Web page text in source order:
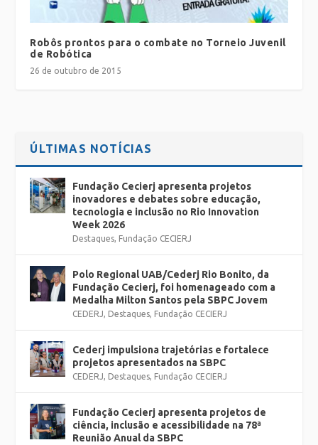
Robôs prontos para o combate no Torneio Juvenil
de Robótica
26 de outubro de 2015
ÚLTIMAS NOTÍCIAS
Fundação Cecierj apresenta projetos
inovadores e debates sobre educação,
tecnologia e inclusão no Rio Innovation
Week 2026
Destaques, Fundação CECIERJ
Polo Regional UAB/Cederj Rio Bonito, da
Fundação Cecierj, foi homenageado com a
Medalha Milton Santos pela SBPC Jovem
CEDERJ, Destaques, Fundação CECIERJ
Cederj impulsiona trajetórias e fortalece
projetos apresentados na SBPC
CEDERJ, Destaques, Fundação CECIERJ
Fundação Cecierj apresenta projetos de
ciência, inclusão e acessibilidade na 78ª
Reunião Anual da SBPC